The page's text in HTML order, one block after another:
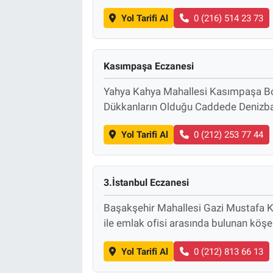
Yol Tarifi Al 0 (216) 514 23 73
Kasımpaşa Eczanesi
Yahya Kahya Mahallesi Kasımpaşa
Dükkanların Olduğu Caddede
Yol Tarifi Al 0 (212) 253 77 44
3.İstanbul Eczanesi
Başakşehir Mahallesi Gazi Mustafa
ile emlak ofisi arasında bulunan
Yol Tarifi Al 0 (212) 813 66 13